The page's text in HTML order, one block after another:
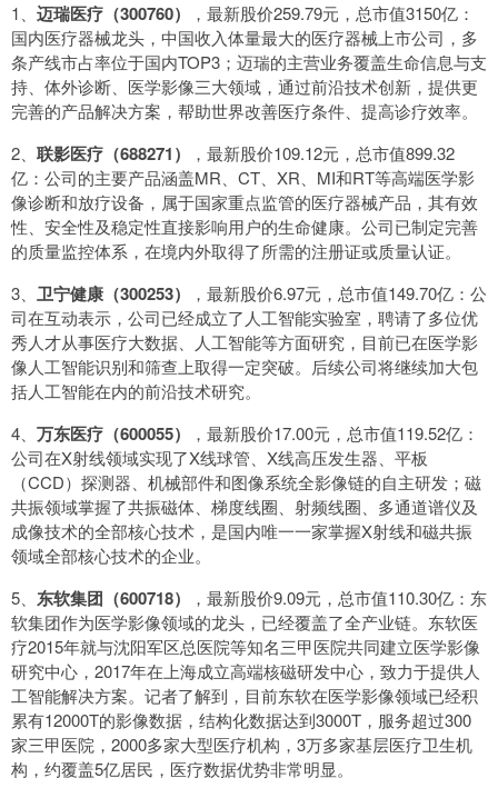
1、 迈瑞医疗（300760）
，最新股价259.79元，总市值3150亿：
国内医疗器械龙头，中国收入体量最大的医疗器械上市公司，多
条产线市占率位于国内TOP3；迈瑞的主营业务覆盖生命信息与支
持、体外诊断、医学影像三大领域，通过前沿技术创新，提供更
完善的产品解决方案，帮助世界改善医疗条件、提高诊疗效率。
2、 联影医疗（688271）
，最新股价109.12元，总市值899.32
亿：公司的主要产品涵盖MR、CT、XR、MI和RT等高端医学影
像诊断和放疗设备，属于国家重点监管的医疗器械产品，其有效
性、安全性及稳定性直接影响用户的生命健康。公司已制定完善
的质量监控体系，在境内外取得了所需的注册证或质量认证。
3、 卫宁健康（300253）
，最新股价6.97元，总市值149.70亿：公
司在互动表示，公司已经成立了人工智能实验室，聘请了多位优
秀人才从事医疗大数据、人工智能等方面研究，目前已在医学影
像人工智能识别和筛查上取得一定突破。后续公司将继续加大包
括人工智能在内的前沿技术研究。
4、 万东医疗（600055）
，最新股价17.00元，总市值119.52亿：
公司在X射线领域实现了X线球管、X线高压发生器、平板
（CCD）探测器、机械部件和图像系统全影像链的自主研发；磁
共振领域掌握了共振磁体、梯度线圈、射频线圈、多通道谱仪及
成像技术的全部核心技术，是国内唯一一家掌握X射线和磁共振
领域全部核心技术的企业。
5、 东软集团（600718）
，最新股价9.09元，总市值110.30亿：东
软集团作为医学影像领域的龙头，已经覆盖了全产业链。东软医
疗2015年就与沈阳军区总医院等知名三甲医院共同建立医学影像
研究中心，2017年在上海成立高端核磁研发中心，致力于提供人
工智能解决方案。记者了解到，目前东软在医学影像领域已经积
累有12000T的影像数据，结构化数据达到3000T，服务超过300
家三甲医院，2000多家大型医疗机构，3万多家基层医疗卫生机
构，约覆盖5亿居民，医疗数据优势非常明显。